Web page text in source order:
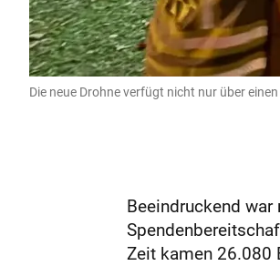
Die neue Drohne verfügt nicht nur über
Beeindruckend
Zeit kamen 26.080